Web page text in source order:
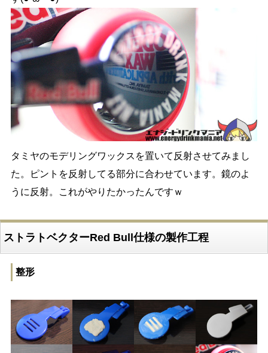
タミヤのモデリングワックスを置いて反射させてみまし
た。ピントを反射してる部分に合わせています。鏡のよ
うに反射。これがやりたかったんですｗ
ストラトベクターRed Bull仕様の製作工程
整形